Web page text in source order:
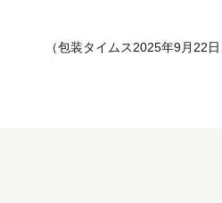
（包装タイムス2025年9月22